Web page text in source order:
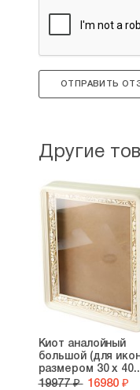
ОТПРАВИТЬ
Другие
Киот аналойный
большой (для
размером 30 х
19977 ₽ 16980 ₽